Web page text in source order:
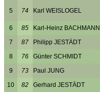
5 74 Karl WEISLOGEL
6 85 Karl-Heinz BACHMANN
7 87 Philipp JESTÄDT
8 76 Günter SCHMIDT
9 73 Paul JUNG
10 82 Gerhard JESTÄDT